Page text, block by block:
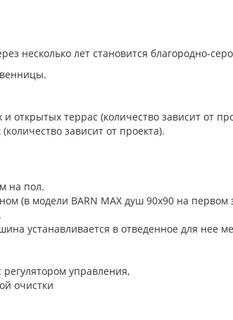
несколько лет становится благородно-
террас (количество зависит от
зависит от проекта).
на пол.
(в модели BARN MAX душ 90х90 на первом
устанавливается в отведенное для нее
управления,
очистки